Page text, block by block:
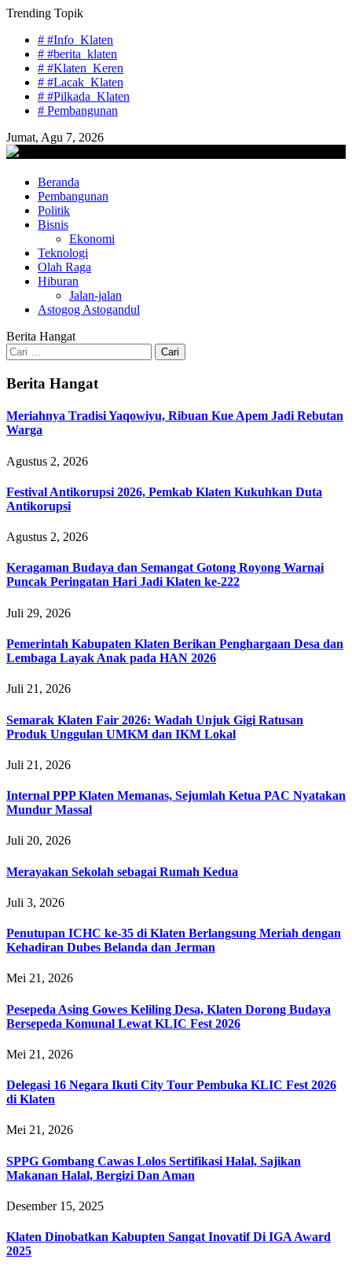
Skip
content
Trending Topik
# #Info_Klaten
# #berita_klaten
# #Klaten_Keren
# #Lacak_Klaten
# #Pilkada_Klaten
# Pembangunan
Jumat, Agu 7, 2026
lacaknews.com
Lacak Gaya Baru
Beranda
Pembangunan
Politik
Bisnis
Ekonomi
Teknologi
Olah Raga
Hiburan
Jalan-jalan
Astogog Astogandul
Berita Hangat
Cari
untuk:
Berita Hangat
Meriahnya Tradisi Yaqowiyu, Ribuan Kue Apem Jadi Rebutan
Warga
Agustus 2, 2026
Festival Antikorupsi 2026, Pemkab Klaten Kukuhkan Duta
Antikorupsi
Agustus 2, 2026
Keragaman Budaya dan Semangat Gotong Royong Warnai
Puncak Peringatan Hari Jadi Klaten ke-222
Juli 29, 2026
Pemerintah Kabupaten Klaten Berikan Penghargaan Desa dan
Lembaga Layak Anak pada HAN 2026
Juli 21, 2026
Semarak Klaten Fair 2026: Wadah Unjuk Gigi Ratusan
Produk Unggulan UMKM dan IKM Lokal
Juli 21, 2026
Internal PPP Klaten Memanas, Sejumlah Ketua PAC Nyatakan
Mundur Massal
Juli 20, 2026
Merayakan Sekolah sebagai Rumah Kedua
Juli 3, 2026
Penutupan ICHC ke-35 di Klaten Berlangsung Meriah dengan
Kehadiran Dubes Belanda dan Jerman
Mei 21, 2026
Pesepeda Asing Gowes Keliling Desa, Klaten Dorong Budaya
Bersepeda Komunal Lewat KLIC Fest 2026
Mei 21, 2026
Delegasi 16 Negara Ikuti City Tour Pembuka KLIC Fest 2026
di Klaten
Mei 21, 2026
SPPG Gombang Cawas Lolos Sertifikasi Halal, Sajikan
Makanan Halal, Bergizi Dan Aman
Desember 15, 2025
Klaten Dinobatkan Kabupten Sangat Inovatif Di IGA Award
2025